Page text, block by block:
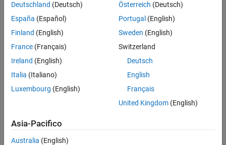
coppia tramite la simulazione.
Ulteriori informazioni
Electrical(5 video)
- Serie di video
Controllo PID di un motore brushless CC(5:41)
- Panoramica
Deutschland (Deutsch)
España (Español)
Finland (English)
France (Français)
Ireland (English)
Italia (Italiano)
Luxembourg (English)
Österreich (Deutsch)
Portugal (English)
Sweden (English)
Switzerland
Deutsch
English
Français
United Kingdom(English)
Asia-Pacifico
Australia (English)